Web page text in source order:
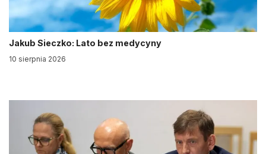
Jakub Sieczko: Lato bez medycyny
10 sierpnia 2026